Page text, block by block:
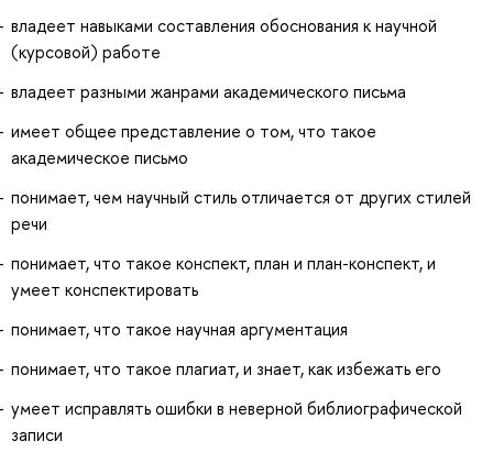
владеет навыками составления обоснования к научной
(курсовой) работе
владеет разными жанрами академического письма
имеет общее представление о том, что такое
академическое письмо
понимает, чем научный стиль отличается от других стилей
речи
понимает, что такое конспект, план и план-конспект, и
умеет конспектировать
понимает, что такое научная аргументация
понимает, что такое плагиат, и знает, как избежать его
умеет исправлять ошибки в неверной библиографической
записи